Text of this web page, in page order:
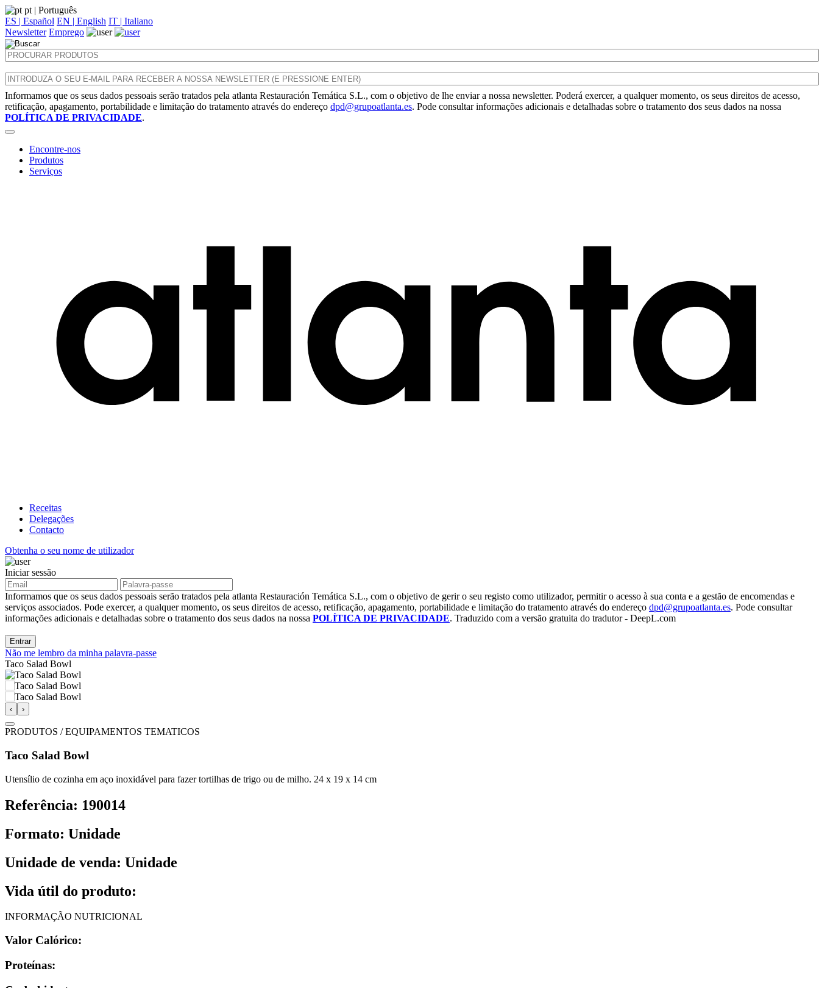
pt | Português
ES | Español EN | English IT | Italiano
Newsletter Emprego
Informamos que os seus dados pessoais serão tratados pela atlanta Restauración Temática S.L., com o objetivo de lhe enviar a nossa newsletter. Poderá exercer, a qualquer momento, os seus direitos de acesso,
retificação, apagamento, portabilidade e limitação do tratamento através do endereço dpd@grupoatlanta.es. Pode consultar informações adicionais e detalhadas sobre o tratamento dos seus dados na nossa
POLÍTICA DE PRIVACIDADE.
Encontre-nos
Produtos
Serviços
Receitas
Delegações
Contacto
Obtenha o seu nome de utilizador
Iniciar sessão
Informamos que os seus dados pessoais serão tratados pela atlanta Restauración Temática S.L., com o objetivo de gerir o seu registo como utilizador, permitir o acesso à sua conta e a gestão de encomendas e
serviços associados. Pode exercer, a qualquer momento, os seus direitos de acesso, retificação, apagamento, portabilidade e limitação do tratamento através do endereço dpd@grupoatlanta.es. Pode consultar
informações adicionais e detalhadas sobre o tratamento dos seus dados na nossa POLÍTICA DE PRIVACIDADE. Traduzido com a versão gratuita do tradutor - DeepL.com
Entrar
Não me lembro da minha palavra-passe
Taco Salad Bowl
‹ ›
PRODUTOS / EQUIPAMENTOS TEMATICOS
Taco Salad Bowl
Utensílio de cozinha em aço inoxidável para fazer tortilhas de trigo ou de milho. 24 x 19 x 14 cm
Referência: 190014
Formato: Unidade
Unidade de venda: Unidade
Vida útil do produto:
INFORMAÇÃO NUTRICIONAL
Valor Calórico:
Proteínas: